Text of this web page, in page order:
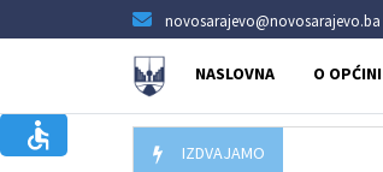
novosarajevo@novosarajevo.ba
NASLOVNA O OPĆINI
IZDVAJAMO